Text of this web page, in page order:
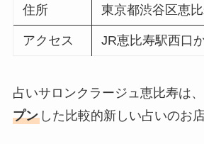
住所 東京都渋谷区恵
アクセス JR恵比寿駅西口
占いサロンクラージュ恵比寿は、
プンした比較的新しい占いのお店